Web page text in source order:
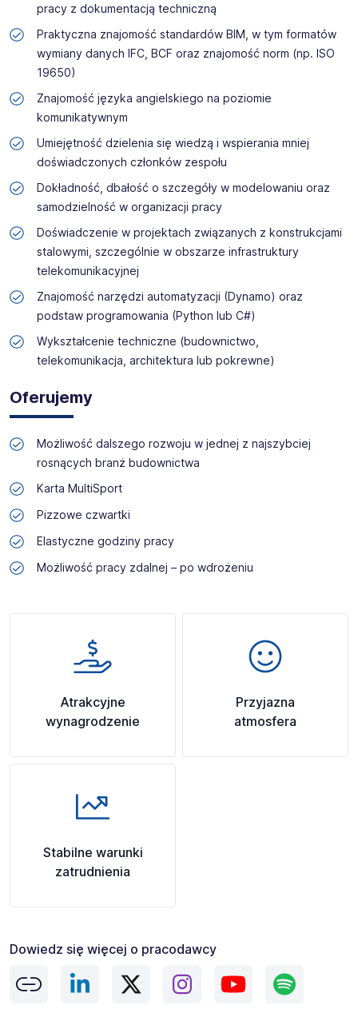
pracy z dokumentacją techniczną
Praktyczna znajomość standardów BIM, w tym formatów
wymiany danych IFC, BCF oraz znajomość norm (np. ISO
19650)
Znajomość języka angielskiego na poziomie
komunikatywnym
Umiejętność dzielenia się wiedzą i wspierania mniej
doświadczonych członków zespołu
Dokładność, dbałość o szczegóły w modelowaniu oraz
samodzielność w organizacji pracy
Doświadczenie w projektach związanych z konstrukcjami
stalowymi, szczególnie w obszarze infrastruktury
telekomunikacyjnej
Znajomość narzędzi automatyzacji (Dynamo) oraz
podstaw programowania (Python lub C#)
Wykształcenie techniczne (budownictwo,
telekomunikacja, architektura lub pokrewne)
Oferujemy
Możliwość dalszego rozwoju w jednej z najszybciej
rosnących branż budownictwa
Karta MultiSport
Pizzowe czwartki
Elastyczne godziny pracy
Możliwość pracy zdalnej – po wdrożeniu
Atrakcyjne
wynagrodzenie
Przyjazna
atmosfera
Stabilne warunki
zatrudnienia
Dowiedz się więcej o pracodawcy